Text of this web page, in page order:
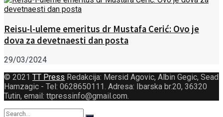
Reisu-l-uleme emeritus dr Mustafa Cerić: Ovo je
dova za devetnaesti dan posta
29/03/2024
© 2021 TT Press Redakcija: Mersid Agovic, Albin Gegic, Sead
Hamzagic - Tel: 0628650111. Adresa: Ibarska br.20, 36320
Tutin, email: ttpressinfo@gmail.com.